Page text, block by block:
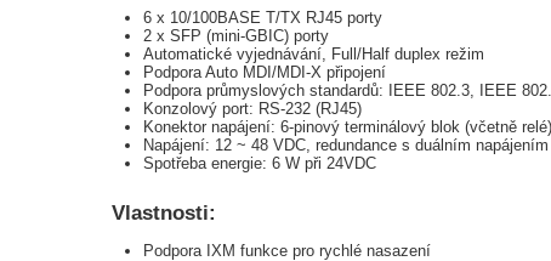
6 x 10/100BASE T/TX RJ45 porty
2 x SFP (mini-GBIC) porty
Automatické vyjednávání, Full/Half duplex režim
Podpora Auto MDI/MDI-X připojení
Podpora průmyslových standardů: IEEE 802.3, IEEE
Konzolový port: RS-232 (RJ45)
Konektor napájení: 6-pinový terminálový blok (včetně relé)
Napájení: 12 ~ 48 VDC, redundance s duálním napájením
Spotřeba energie: 6 W při 24VDC
Vlastnosti:
Podpora IXM funkce pro rychlé nasazení